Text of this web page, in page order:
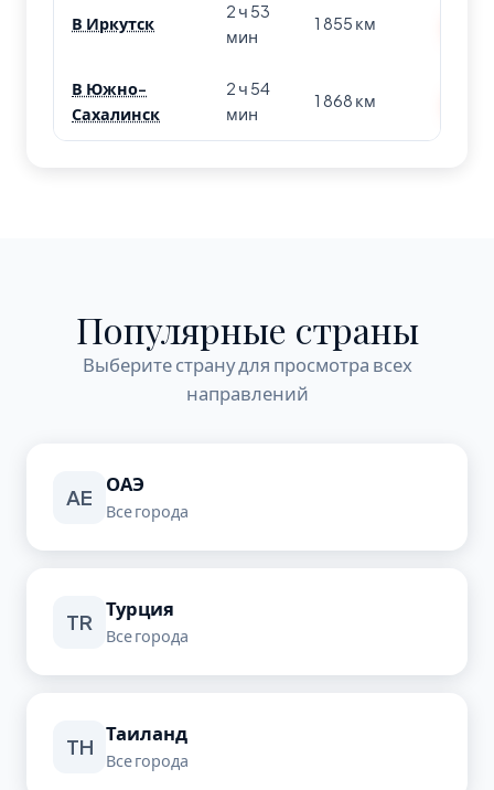
В Иркутск
2 ч 53
мин
1 855 км
В Южно-
Сахалинск
2 ч 54
мин
1 868 км
Популярные страны
Выберите страну для просмотра всех
направлений
AE
ОАЭ
Все города
TR
Турция
Все города
TH
Таиланд
Все города